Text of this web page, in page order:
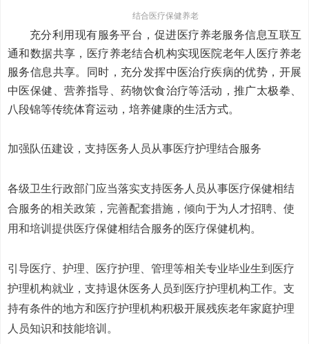
结合医疗保健养老
充分利用现有服务平台，促进医疗养老服务信息互联互
通和数据共享，医疗养老结合机构实现医院老年人医疗养老
服务信息共享。同时，充分发挥中医治疗疾病的优势，开展
中医保健、营养指导、药物饮食治疗等活动，推广太极拳、
八段锦等传统体育运动，培养健康的生活方式。
加强队伍建设，支持医务人员从事医疗护理结合服务
各级卫生行政部门应当落实支持医务人员从事医疗保健相结
合服务的相关政策，完善配套措施，倾向于为人才招聘、使
用和培训提供医疗保健相结合服务的医疗保健机构。
引导医疗、护理、医疗护理、管理等相关专业毕业生到医疗
护理机构就业，支持退休医务人员到医疗护理机构工作。支
持有条件的地方和医疗护理机构积极开展残疾老年家庭护理
人员知识和技能培训。